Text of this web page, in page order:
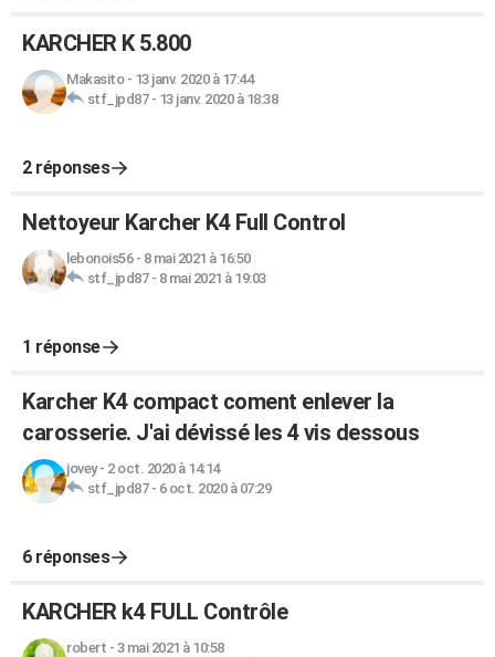
KARCHER K 5.800
Makasito- 13 janv. 2020 à 17:44
stf_jpd87- 13 janv. 2020 à 18:38
2 réponses
Nettoyeur Karcher K4 Full Control
lebonois56- 8 mai 2021 à 16:50
stf_jpd87- 8 mai 2021 à 19:03
1 réponse
Karcher K4 compact coment enlever la
carosserie. J'ai dévissé les 4 vis dessous
jovey- 2 oct. 2020 à 14:14
stf_jpd87- 6 oct. 2020 à 07:29
6 réponses
KARCHER k4 FULL Contrôle
robert - 3 mai 2021 à 10:58